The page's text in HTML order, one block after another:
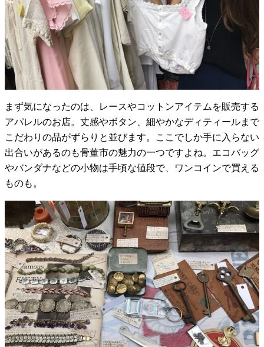
まず気になったのは、レースやコットンアイテムを販売する
アパレルのお店。丈感やボタン、細やかなディティールまで
こだわりの品がずらりと並びます。ここでしか手に入らない
出合いがあるのも骨董市の魅力の一つですよね。エコバッグ
やバンダナなどの小物は手頃な値段で、ワンコインで買える
ものも。